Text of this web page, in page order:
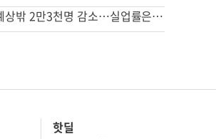
美 7월 고용 예상밖 2만3천명 감소…실업률은 4.1%로 떨어져(종합)
핫딜